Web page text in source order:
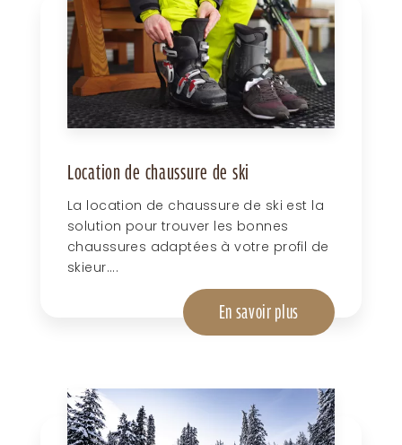
Location de chaussure de ski
La location de chaussure de ski est la
solution pour trouver les bonnes
chaussures adaptées à votre profil de
skieur....
En savoir plus